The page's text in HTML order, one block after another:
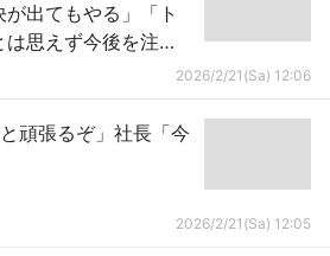
出てもやる」「ト
思えず今後を注
2026/2/21(Sa) 12:06
頑張るぞ」社長「今
2026/2/21(Sa) 12:05